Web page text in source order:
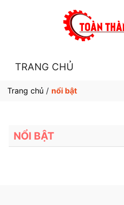
TRANG CHỦ
Trang chủ / nổi bật
NỔI BẬT